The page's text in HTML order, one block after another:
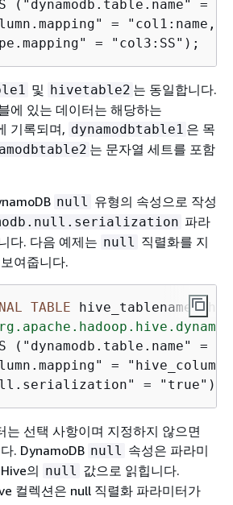
("dynamodb.table.name" =
=
= "col3:SS");
및 hivetable2 는 동일합니다.
에 있는 데이터는 해당하는
기록되며, dynamodbtable1 은 목
는 문자열 세트를 포함
null 유형의 속성으로 작성
파라
다. 다음 예제는 null 직렬화를 지
여줍니다.
TABLE hive_tablename
("dynamodb.table.name" =
=
= "true");
는 선택 사항이며 지정하지 않으면
. DynamoDB null 속성은 파라미
의 null 값으로 읽힙니다.
컬렉션은 null 직렬화 파라미터가